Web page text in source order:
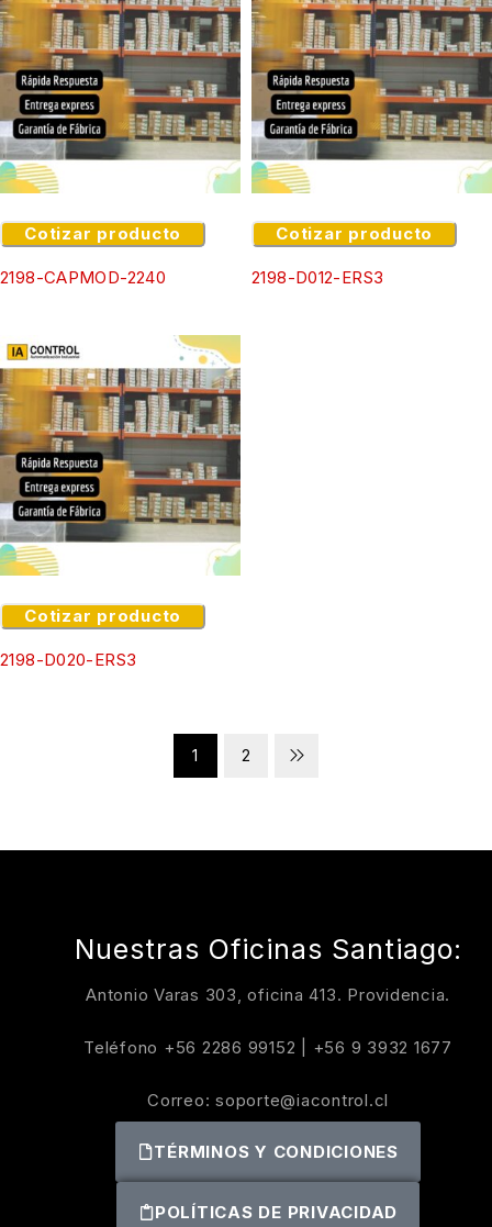
Cotizar producto
2198-CAPMOD-2240
Cotizar producto
2198-D012-ERS3
Cotizar producto
2198-D020-ERS3
1 2
Nuestras Oficinas Santiago:
Antonio Varas 303, oficina 413. Providencia.
Teléfono +56 2286 99152 +56 9 3932 1677
Correo: soporte@iacontrol.cl
TÉRMINOS Y CONDICIONES
POLÍTICAS DE PRIVACIDAD